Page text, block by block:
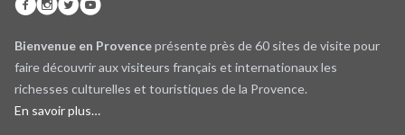
Bienvenue en Provenceprésente près de 60 sites de visite pour
faire découvrir aux visiteurs français et internationaux les
richesses culturelles et touristiques de la Provence.
En savoir plus…